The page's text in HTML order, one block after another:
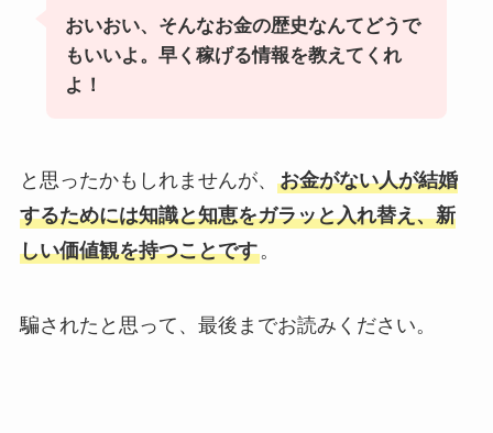
おいおい、そんなお金の歴史なんてどうで
もいいよ。早く稼げる情報を教えてくれ
よ！
と思ったかもしれませんが、 お金がない人が結婚
するためには知識と知恵をガラッと入れ替え、新
しい価値観を持つことです。
騙されたと思って、最後までお読みください。